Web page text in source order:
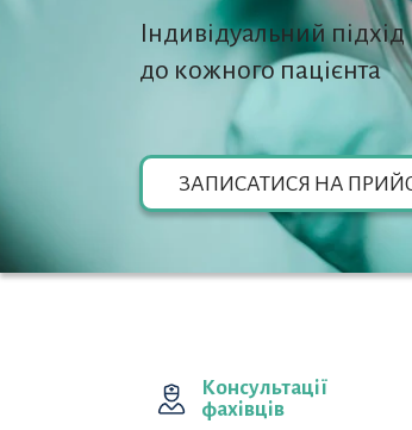
Індивідуальний підхід
до кожного пацієнта
ЗАПИСАТИСЯ НА
Консультації
фахівців